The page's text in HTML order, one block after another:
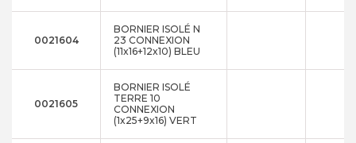
0021604
BORNIER ISOLÉ N
23 CONNEXION
(11x16+12x10) BLEU
0021605
BORNIER ISOLÉ
TERRE 10
CONNEXION
(1x25+9x16) VERT